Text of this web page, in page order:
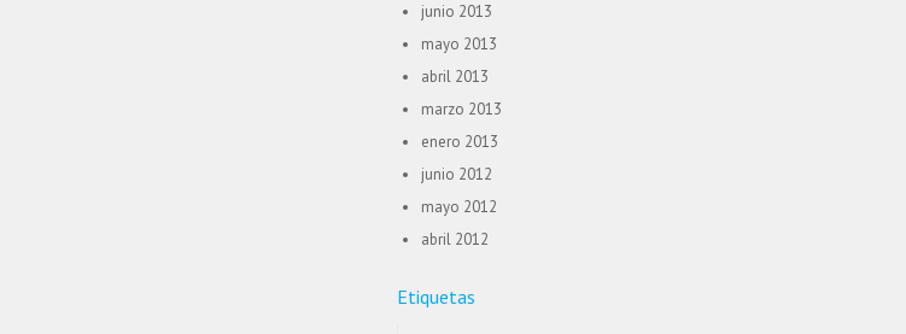
junio 2013
mayo 2013
abril 2013
marzo 2013
enero 2013
junio 2012
mayo 2012
abril 2012
Etiquetas